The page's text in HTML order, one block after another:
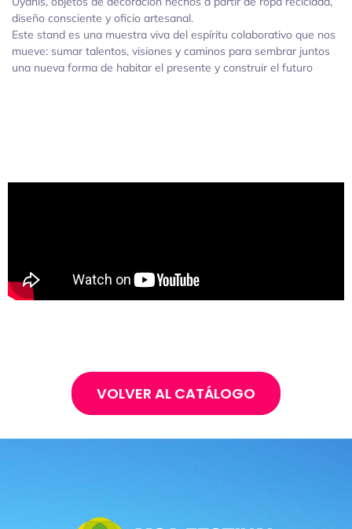
diseño consciente y oficio artesanal.
Este stand es una muestra viva del espíritu colaborativo que nos
mueve: sumar talentos, visiones y caminos para sembrar juntos
una nueva forma de habitar el presente y construir el futuro
VOLVER AL CATÁLOGO